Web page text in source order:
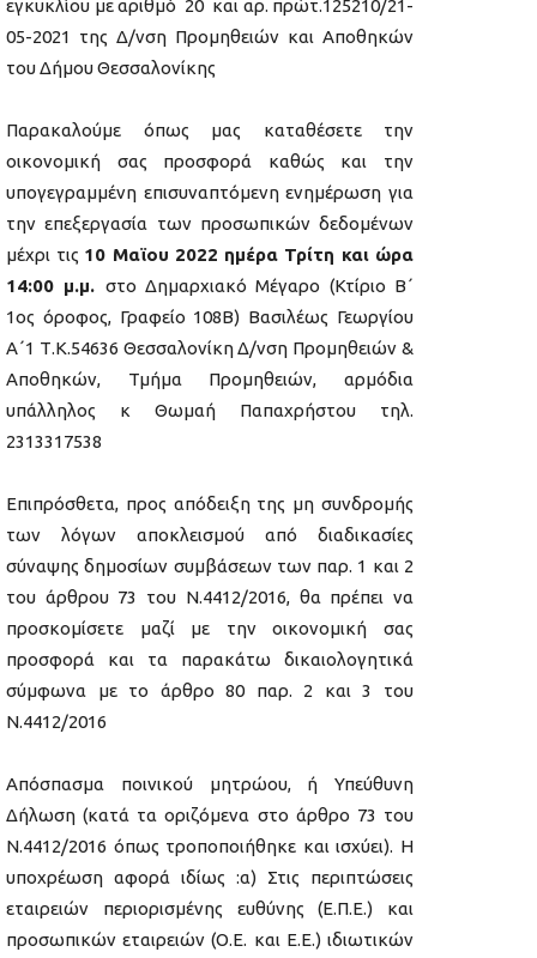
εγκυκλίου με αριθμό 20 και αρ. πρώτ.125210/21-
05-2021 της Δ/νση Προμηθειών και Αποθηκών
του Δήμου Θεσσαλονίκης
Παρακαλούμε όπως μας καταθέσετε την
οικονομική σας προσφορά καθώς και την
υπογεγραμμένη επισυναπτόμενη ενημέρωση για
την επεξεργασία των προσωπικών δεδομένων
μέχρι τις 10 Μαϊου 2022 ημέρα Τρίτη και ώρα
14:00 μ.μ. στο Δημαρχιακό Μέγαρο (Κτίριο Β΄
1ος όροφος, Γραφείο 108Β) Βασιλέως Γεωργίου
Α΄1 Τ.Κ.54636 Θεσσαλονίκη Δ/νση Προμηθειών &
Αποθηκών, Τμήμα Προμηθειών, αρμόδια
υπάλληλος κ Θωμαή Παπαχρήστου τηλ.
2313317538
Επιπρόσθετα, προς απόδειξη της μη συνδρομής
των λόγων αποκλεισμού από διαδικασίες
σύναψης δημοσίων συμβάσεων των παρ. 1 και 2
του άρθρου 73 του Ν.4412/2016, θα πρέπει να
προσκομίσετε μαζί με την οικονομική σας
προσφορά και τα παρακάτω δικαιολογητικά
σύμφωνα με το άρθρο 80 παρ. 2 και 3 του
Ν.4412/2016
Απόσπασμα ποινικού μητρώου, ή Υπεύθυνη
Δήλωση (κατά τα οριζόμενα στο άρθρο 73 του
Ν.4412/2016 όπως τροποποιήθηκε και ισχύει). Η
υποχρέωση αφορά ιδίως :α) Στις περιπτώσεις
εταιρειών περιορισμένης ευθύνης (Ε.Π.Ε.) και
προσωπικών εταιρειών (Ο.Ε. και Ε.Ε.) ιδιωτικών